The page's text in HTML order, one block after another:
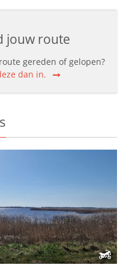
jouw route
gereden of gelopen?
dan in.